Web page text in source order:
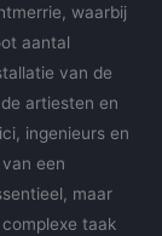
waarbij
aantal
van de
artiesten en
ingenieurs en
een
maar
taak